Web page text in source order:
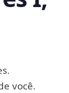
você.